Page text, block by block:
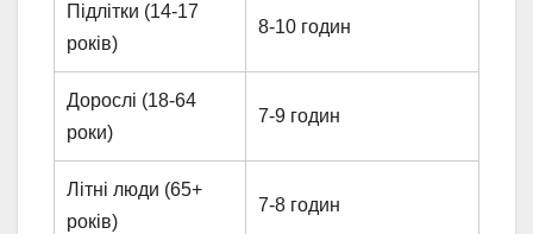
Підлітки (14-17
років)
8-10 годин
Дорослі (18-64
роки)
7-9 годин
Літні люди (65+
років)
7-8 годин